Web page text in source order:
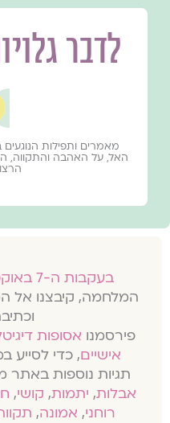
לדבר
מאמרים ותפילות
האל, על האהבה והתקווה,
בעקבות ה-7 באוקטובר 2023
המלחמה, קיבצנו אל
פירסמנו אסופות
אישיים, כדי לסייע
תגיות נוספות
אבלות, יתמות, קושי,
רוחני, אמונה,